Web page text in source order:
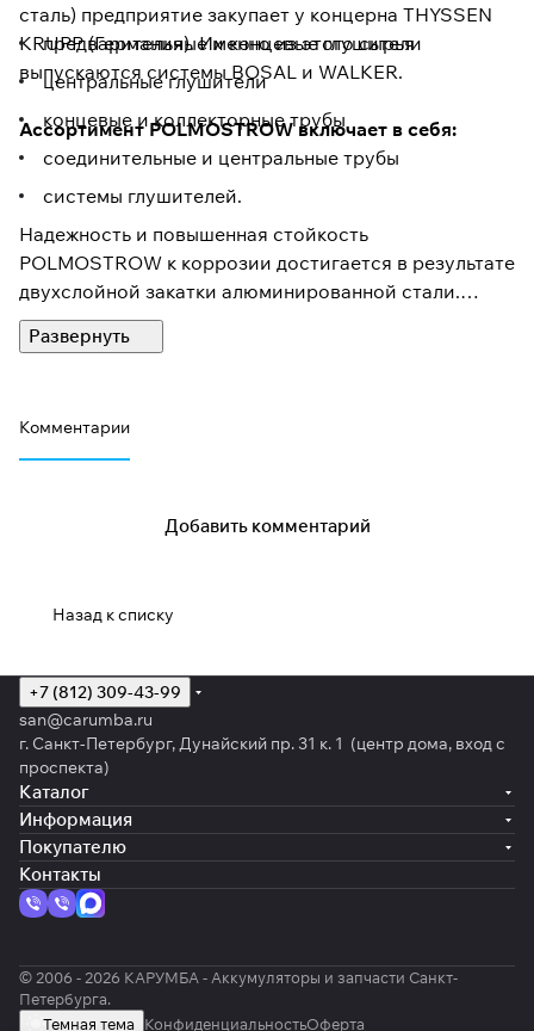
сталь) предприятие закупает у концерна THYSSEN
KRUPP (Германия). Именно из этого сырья
выпускаются системы BOSAL и WALKER.
Ассортимент POLMOSTROW включает в себя:
предварительные и концевые глушители
центральные глушители
концевые и коллекторные трубы
соединительные и центральные трубы
системы глушителей.
Надежность и повышенная стойкость
POLMOSTROW к коррозии достигается в результате
двухслойной закатки алюминированной стали.
Все детали повторяют оригинальную выхлопную
Комментарии
Добавить комментарий
Назад к списку
+7 (812) 309-43-99
san@carumba.ru
г. Санкт-Петербург, Дунайский пр. 31 к. 1 (центр дома, вход с
проспекта)
Каталог
Информация
Покупателю
Контакты
© 2006 - 2026 КАРУМБА - Аккумуляторы и запчасти Санкт-
Петербурга.
Темная тема
КонфиденциальностьОферта